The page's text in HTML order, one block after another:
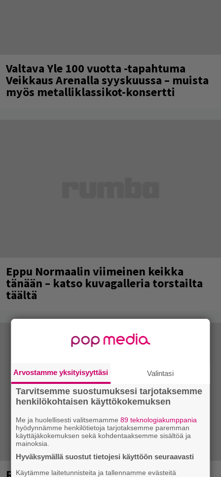
Valtava Yle 100 vuotta -tapahtuma
Veikkaus Arenalla syyskuussa – muista
myös metalliklassikot-konsertti
Eppu Normaalin viimeinen keikka
tänään – katso kuvagalleria torstailta
täältä
Arvostamme yksityisyyttäsi Valintasi
Tarvitsemme suostumuksesi tarjotaksemme
henkilökohtaisen käyttökokemuksen
Me ja huolellisesti valitsemamme89 teknologiakumppania
hyödynnämme henkilötietoja tarjotaksemme paremman
käyttäjäkokemuksen sekä kohdentaaksemme sisältöä ja
mainoksia.
Hyväksymällä suostut tietojesi käyttöön seuraavasti
Käytämme laitetunnisteita ja tallennamme evästeitä